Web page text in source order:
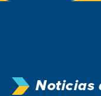
Cuenta corriente
AhorroNoticias